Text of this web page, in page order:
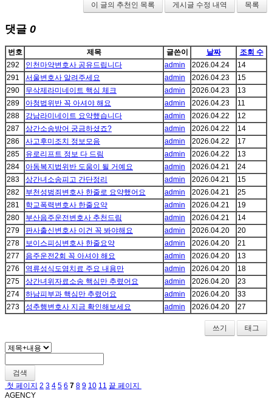
이 글의 추천인 목록 게시글 수정 내역 목록
댓글 0
번호 제목 글쓴이 날짜
조회 수
292
인천마약변호사 공유드립니다 admin 2026.04.24
14
291
서울변호사 알려주세요 admin 2026.04.23
15
290
무삭제라미네이트 핵심 체크 admin 2026.04.23
13
289
아청법위반 꼭 아셔야 해요 admin 2026.04.23
11
288
강남라미네이트 요약했습니다 admin 2026.04.22
12
287
상간소송방어 궁금하셨죠? admin 2026.04.22
14
286
사고후미조치 정보모음 admin 2026.04.22
17
285
유로리프트 정보 다 드림 admin 2026.04.22
13
284
아동복지법위반 도움이 될 거예요 admin 2026.04.21
24
283
상간녀소송피고 간단정리 admin 2026.04.21
15
282
부천성범죄변호사 한줄로 요약했어요 admin 2026.04.21
25
281
학교폭력변호사 한줄요약 admin 2026.04.21
19
280
부산음주운전변호사 추천드림 admin 2026.04.21
14
279
판사출신변호사 이건 꼭 봐야해요 admin 2026.04.20
20
278
보이스피싱변호사 한줄요약 admin 2026.04.20
21
277
음주운전2회 꼭 아셔야 해요 admin 2026.04.20
13
276
역류성식도염치료 주요 내용만 admin 2026.04.20
18
275
상간녀위자료소송 핵심만 추렸어요 admin 2026.04.20
23
274
하남피부과 핵심만 추렸어요 admin 2026.04.20
33
273
성추행변호사 지금 확인해보세요 admin 2026.04.20 27
쓰기 태그
검색
첫 페이지 2 3 4 5 6 7 8 9 10 11 끝 페이지
AGENCY